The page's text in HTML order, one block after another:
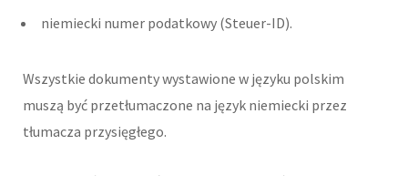
niemiecki numer podatkowy (Steuer-ID).
Wszystkie dokumenty wystawione w języku polskim
muszą być przetłumaczone na język niemiecki przez
tłumacza przysięgłego.